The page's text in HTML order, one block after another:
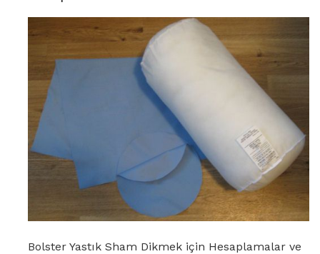
Bolster Yastık Sham Dikmek için Hesaplamalar ve